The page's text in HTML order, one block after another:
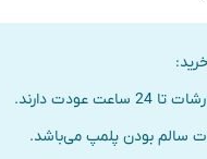
عودت دارند.
سالم بودن پلمپ می‌باشد.